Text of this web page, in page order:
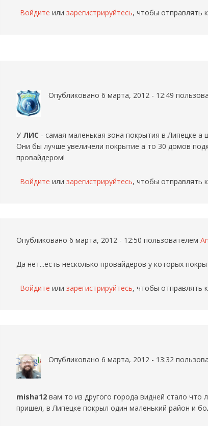
Войдите или зарегистрируйтесь, чтобы отправлять
Опубликовано 6 марта, 2012 - 12:49
У ЛИС - самая маленькая зона покрытия в Липецке а
Они бы лучше увеличели покрытие а то 30 домов
провайдером!
Войдите или зарегистрируйтесь, чтобы отправлять
Опубликовано 6 марта, 2012 - 12:50 пользователем
Да нет...есть несколько провайдеров у которых
Войдите или зарегистрируйтесь, чтобы отправлять
Опубликовано 6 марта, 2012 - 13:32
misha12 вам то из другого города видней стало что
пришел, в Липецке покрыл один маленький район и